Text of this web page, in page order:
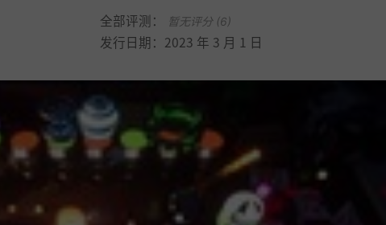
全部评测：
暂无评分 (6)
发行日期：2023 年 3 月 1 日